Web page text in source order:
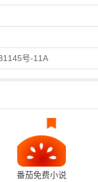
号-11A
番茄免费小说